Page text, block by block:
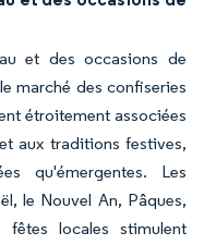
et des occasions de
marché des confiseries
étroitement associées
aux traditions festives,
qu'émergentes. Les
le Nouvel An, Pâques,
fêtes locales stimulent